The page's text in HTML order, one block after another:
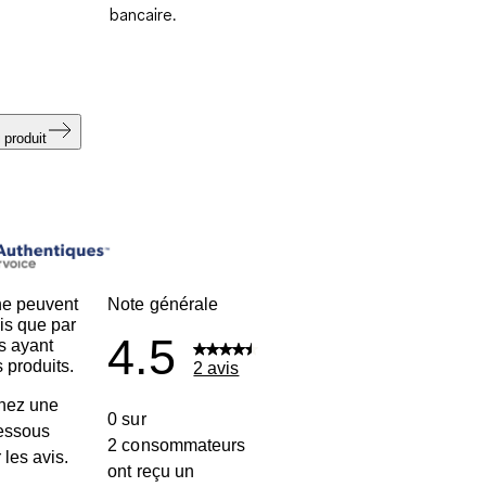
bancaire.
produit
peuvent
que par
ayant
produits.
une
les avis.
Note générale
4.5 2 avis
0 sur
2 consommateurs
ont reçu un